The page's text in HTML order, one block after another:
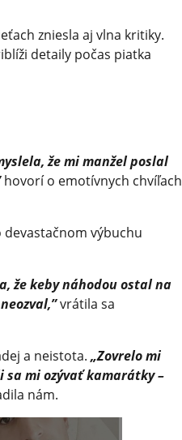
zniesla aj vlna kritiky.
detaily počas piatka
že mi manžel poslal
hovorí o emotívnych chvíľach
výbuchu
že keby náhodou ostal na
vrátila sa
a neistota.„Zovrelo mi
mi ozývať kamarátky –
nám.